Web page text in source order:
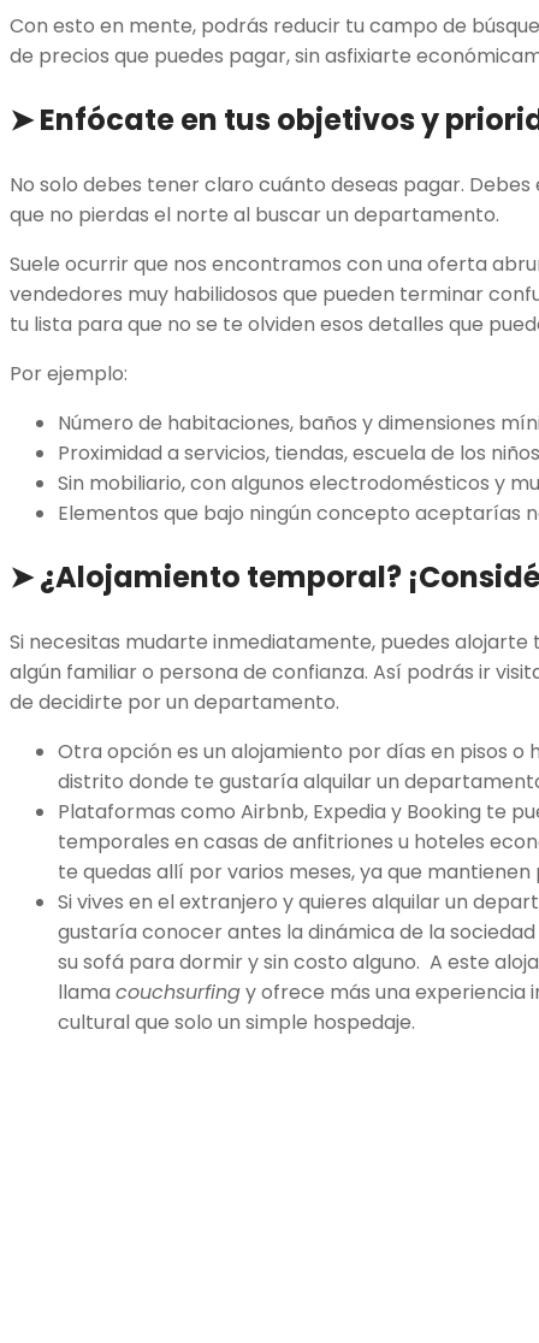
Con esto en mente, podrás reducir tu campo de
de precios que puedes pagar, sin asfixiarte
➤Enfócate en tus objetivos y
No solo debes tener claro cuánto deseas pagar.
que no pierdas el norte al buscar un departamento.
Suele ocurrir que nos encontramos con una oferta
vendedores muy habilidosos que pueden terminar
tu lista para que no se te olviden esos detalles que
Por ejemplo:
Número de habitaciones, baños y dimensiones
Proximidad a servicios, tiendas, escuela de los
Sin mobiliario, con algunos electrodomésticos y
Elementos que bajo ningún concepto aceptarías
➤¿Alojamiento temporal?
Si necesitas mudarte inmediatamente, puedes
algún familiar o persona de confianza. Así podrás ir
de decidirte por un departamento.
Otra opción es un alojamiento por días en pisos o
distrito donde te gustaría alquilar un
Plataformas como Airbnb, Expedia y Booking te
temporales en casas de anfitriones u hoteles
te quedas allí por varios meses, ya que
Si vives en el extranjero y quieres alquilar un
gustaría conocer antes la dinámica de la
su sofá para dormir y sin costo alguno. A este
llama couchsurfingy ofrece más una experiencia
cultural que solo un simple hospedaje.